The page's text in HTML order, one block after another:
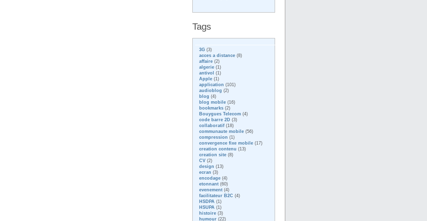
Tags
3G (3)
acces a distance (8)
affaire (2)
algerie (1)
antivol
(1)
Apple (1)
application (101)
audioblog (2)
blog (4)
blog mobile (16)
bookmarks (2)
Bouygues Telecom (4)
code barre 2D (3)
collaboratif (18)
communaute mobile (56)
compression (1)
convergence fixe mobile (17)
creation contenu (13)
creation site (8)
CV (2)
design (13)
ecran (3)
encodage (4)
etonnant (60)
evenement (4)
facilitateur B2C (4)
HSDPA (1)
HSUPA (1)
histoire (3)
humour (22)